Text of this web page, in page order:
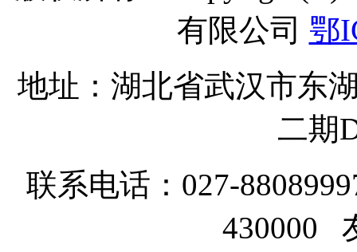
有限公司 鄂
地址：湖北省武汉市东
二期
联系电话：027-
430000